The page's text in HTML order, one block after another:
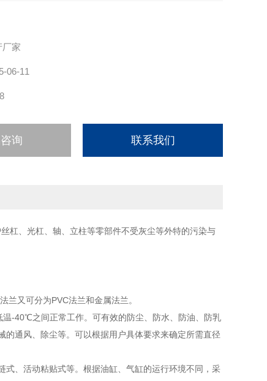
厂家
06-11
询 联系我们
丝杠、光杠、轴、立柱等零部件不受灰尘等外特的污染与
又可分为PVC法兰和金属法兰。
-40℃之间正常工作。可有效的防尘、防水、防油、防乳
通风、除尘等。可以根据用户具体要求来确定所需直径
、活动粘贴式等。根据油缸、气缸的运行环境不同，采